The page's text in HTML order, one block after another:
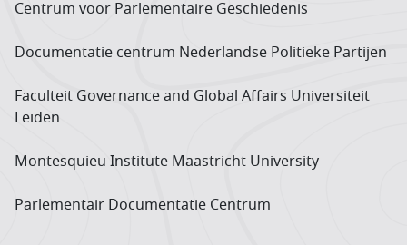
Centrum voor Parlementaire Geschiedenis
Documentatie centrum Neder­landse Politieke Partijen
Faculteit Governance and Global Affairs Universiteit
Leiden
Montesquieu Institute Maastricht University
Parlementair Documentatie Centrum